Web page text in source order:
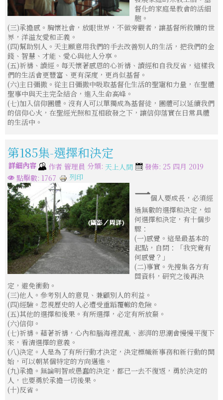
督化的家庭是教會的活細
胞。
(三)承擔感。胸懷社會，放眼世界，不做旁觀者，讓基督所救贖的世
界，洋溢友愛和正義。
(四)幫助別人。天主願意用我們的手去改善別人的生活，把我們的金
錢、智慧、才能、愛心與他人分享。
(五)祈禱、讀經。每天懷著感恩的心祈禱、讀經和自我反省，這樣我
們的生活會更豐富、更有深度，更肖似基督。
(六)主日彌撒。從主日彌撒中吸取基督化生活的聖寵和力量，在聖體
聖事中與天主完全結合，進入生命高峰。
(七)加入信仰團體。沒有人可以單獨成為基督徒，團體可以延續我們
的信仰心火，在聖經光照和互相啟發之下，讓信仰落實在日常具體
的生活中。
第185集-選擇和決定
詳細內容 作者 管理員 分類: 天上人間
發佈: 25 四月 2019
點擊數: 1767
列印
一個人要成長，必須經
過無數的選擇和決定，如
何選擇和決定，有十個步
驟：
(一)感覺。這是最基本的
起點，自問：「我究竟有
何感覺？」
(二)事實。先搜集各方有
關資料，研究之後再決
定，避免衝動。
(三)他人。參考別人的意見、兼顧別人的利益。
(四)經驗。忽視歷史的人必遭受重蹈覆轍的危險。
(五)其他的選擇和後果。有所選擇，必定有所放棄。
(六)信仰。
(七)祈禱。藉著祈禱，心內和腦海裡混亂、澎湃的思潮會慢慢平復下
來，看清選擇的意義。
(八)決定。人是為了有所行動才決定，決定標幟新事務和新行動的開
始，可以朝某個特定的方向邁進。
(九)承擔。無論明智或愚蠢的決定，都已一去不復返，勇於決定的
人，也要勇於承擔一切後果。
(十)反省。